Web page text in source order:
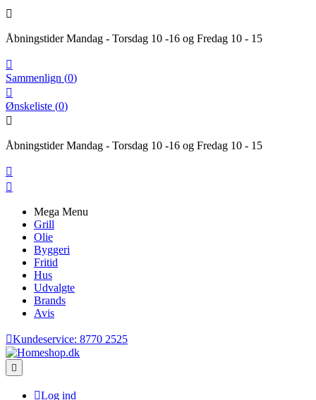

Åbningstider Mandag - Torsdag 10 -16 og Fredag 10 - 15

Sammenlign (0)

Ønskeliste (0)

Åbningstider Mandag - Torsdag 10 -16 og Fredag 10 - 15


Mega Menu
Grill
Olie
Byggeri
Fritid
Hus
Udvalgte
Brands
Avis
Kundeservice: 8770 2525

Log ind